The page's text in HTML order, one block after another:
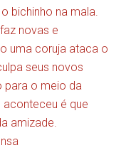
bichinho na mala.
novas e
uma coruja ataca o
seus novos
para o meio da
é que
amizade.